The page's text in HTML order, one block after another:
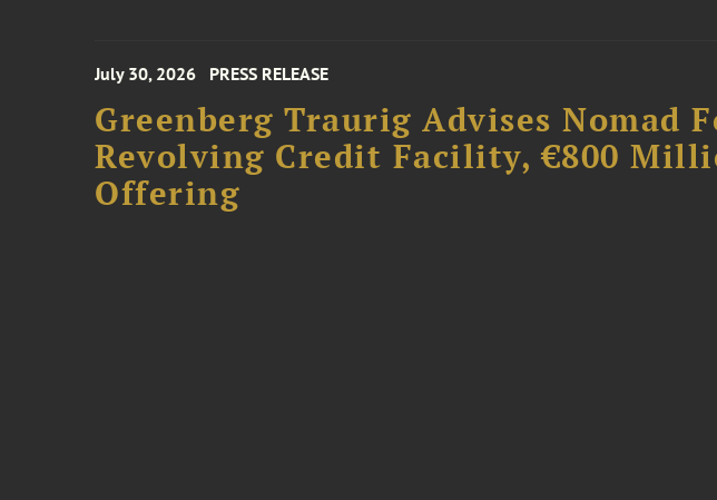
July 30, 2026 PRESS RELEASE
Greenberg Traurig Advises Nomad
Revolving Credit Facility, €800
Offering